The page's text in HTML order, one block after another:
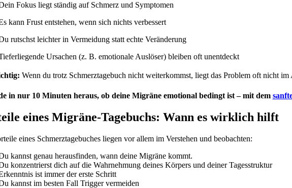
Fokus liegt ständig auf Schmerz und Symptomen
kann Frust entstehen, wenn sich nichts verbessert
rutschst leichter in Vermeidung statt echte Veränderung
Ursachen (z. B. emotionale Auslöser) bleiben oft unentdeckt
Wenn du trotz Schmerztagebuch nicht weiterkommst, liegt das Problem oft nicht im
in nur 10 Minuten heraus, ob deine Migräne emotional bedingt ist – mit dem
eines Migräne-Tagebuchs: Wann es wirklich hilft
eines Schmerztagebuches liegen vor allem im Verstehen und beobachten:
kannst genau herausfinden, wann deine Migräne kommt.
konzentrierst dich auf die Wahrnehmung deines Körpers und deiner Tagesstruktur
ist immer der erste Schritt
kannst im besten Fall Trigger vermeiden